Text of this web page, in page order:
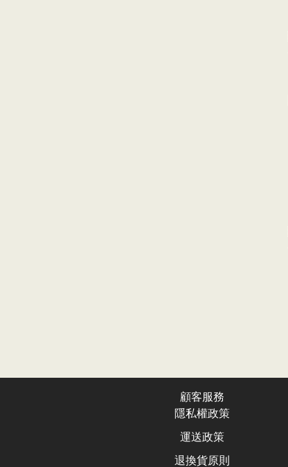
顧客服務
隱私權政策
運送政策
退換貨原則